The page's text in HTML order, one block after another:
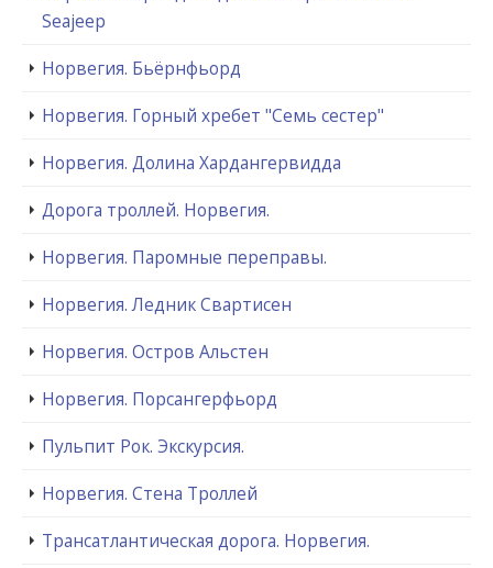
Seajeep
Норвегия. Бьёрнфьорд
Норвегия. Горный хребет "Семь сестер"
Норвегия. Долина Хардангервидда
Дорога троллей. Норвегия.
Норвегия. Паромные переправы.
Норвегия. Ледник Свартисен
Норвегия. Остров Альстен
Норвегия. Порсангерфьорд
Пульпит Рок. Экскурсия.
Норвегия. Стена Троллей
Трансатлантическая дорога. Норвегия.